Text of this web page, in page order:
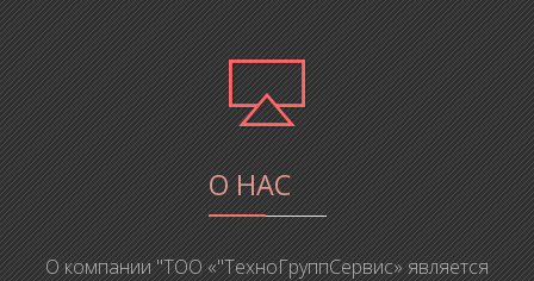
О НАС
О компании "ТОО «"ТехноГруппСервис» является